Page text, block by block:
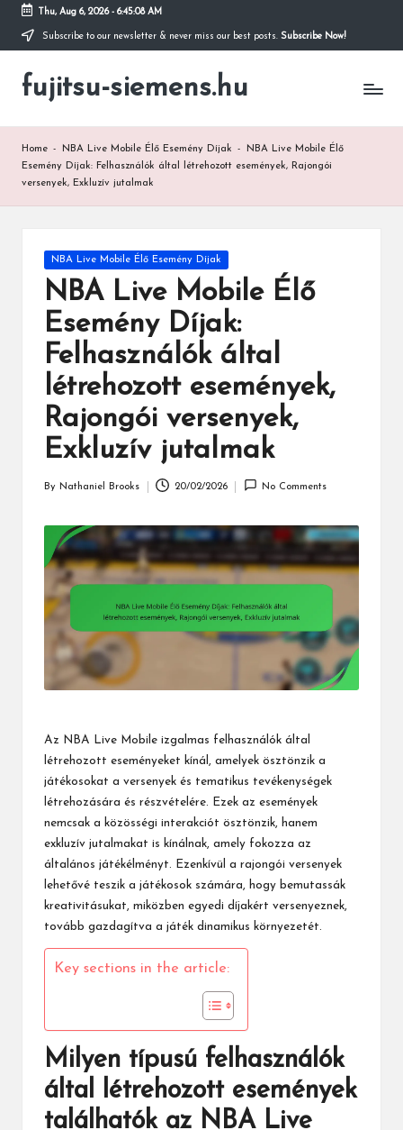
Skip
content
Thu, Aug 6, 2026- 6:45:09 AM
Subscribe to our newsletter & never miss our best posts. Subscribe Now!
fujitsu-siemens.hu
Home - NBA Live Mobile Élő Esemény Díjak -
NBA Live Mobile Élő
Esemény Díjak: Felhasználók által létrehozott események, Rajongói
versenyek, Exkluzív jutalmak
Posted
in
NBA Live Mobile Élő Esemény Díjak
NBA Live Mobile Élő
Esemény Díjak:
Felhasználók által
létrehozott események,
Rajongói versenyek,
Exkluzív jutalmak
By Nathaniel Brooks 20/02/2026 No Comments
Az NBA Live Mobile izgalmas felhasználók által
létrehozott eseményeket kínál, amelyek ösztönzik a
játékosokat a versenyek és tematikus tevékenységek
létrehozására és részvételére. Ezek az események
nemcsak a közösségi interakciót ösztönzik, hanem
exkluzív jutalmakat is kínálnak, amely fokozza az
általános játékélményt. Ezenkívül a rajongói versenyek
lehetővé teszik a játékosok számára, hogy bemutassák
kreativitásukat, miközben egyedi díjakért versenyeznek,
tovább gazdagítva a játék dinamikus környezetét.
Key sections in the article:
Milyen típusú felhasználók
által létrehozott események
találhatók az NBA Live